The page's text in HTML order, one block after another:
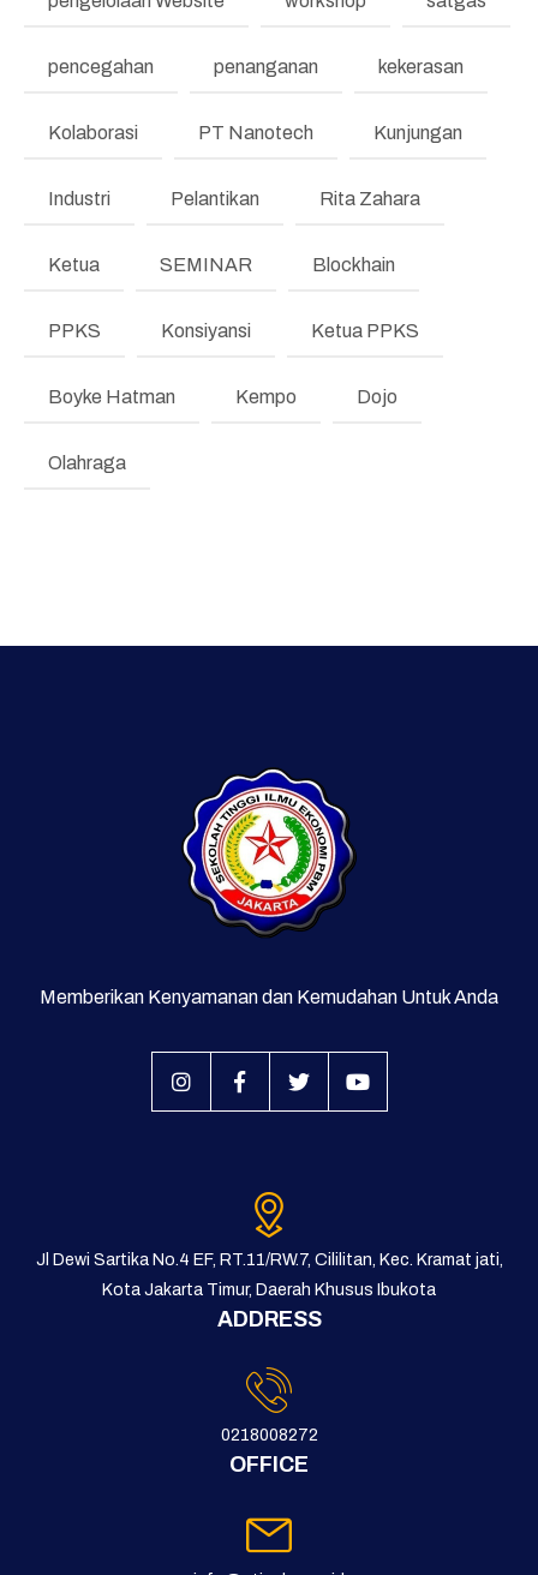
pencegahan penanganan kekerasan
Kolaborasi PT Nanotech Kunjungan
Industri Pelantikan Rita Zahara
Ketua SEMINAR Blockhain
PPKS Konsiyansi Ketua PPKS
Boyke Hatman Kempo Dojo
Olahraga
Memberikan Kenyamanan dan Kemudahan Untuk Anda
Jl Dewi Sartika No.4 EF, RT.11/RW.7, Cililitan, Kec. Kramat jati,
Kota Jakarta Timur, Daerah Khusus Ibukota
ADDRESS
0218008272
OFFICE